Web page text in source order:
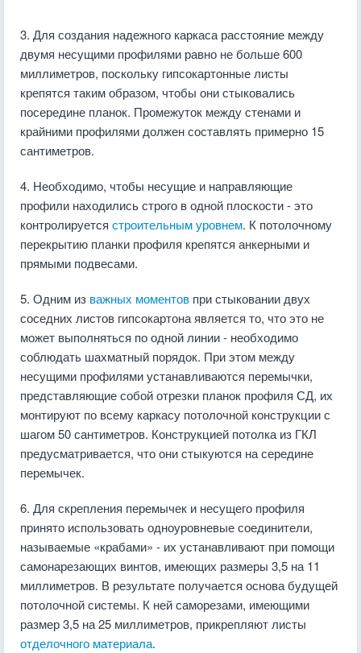
3. Для создания надежного каркаса расстояние между
двумя несущими профилями равно не больше 600
миллиметров, поскольку гипсокартонные листы
крепятся таким образом, чтобы они стыковались
посередине планок. Промежуток между стенами и
крайними профилями должен составлять примерно 15
сантиметров.
4. Необходимо, чтобы несущие и направляющие
профили находились строго в одной плоскости - это
контролируется строительным уровнем. К потолочному
перекрытию планки профиля крепятся анкерными и
прямыми подвесами.
5. Одним из важных моментов при стыковании двух
соседних листов гипсокартона является то, что это не
может выполняться по одной линии - необходимо
соблюдать шахматный порядок. При этом между
несущими профилями устанавливаются перемычки,
представляющие собой отрезки планок профиля СД, их
монтируют по всему каркасу потолочной конструкции с
шагом 50 сантиметров. Конструкцией потолка из ГКЛ
предусматривается, что они стыкуются на середине
перемычек.
6. Для скрепления перемычек и несущего профиля
принято использовать одноуровневые соединители,
называемые «крабами» - их устанавливают при помощи
самонарезающих винтов, имеющих размеры 3,5 на 11
миллиметров. В результате получается основа будущей
потолочной системы. К ней саморезами, имеющими
размер 3,5 на 25 миллиметров, прикрепляют листы
отделочного материала.